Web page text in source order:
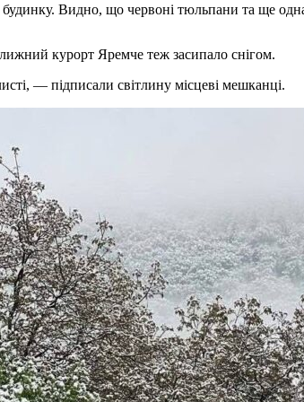
будинку. Видно, що червоні тюльпани та ще
курорт Яремче теж засипало снігом.
— підписали світлину місцеві мешканці.